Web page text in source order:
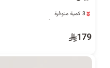
6 مشاهدة مؤخراً
6 مشاهدة مؤخراً
179